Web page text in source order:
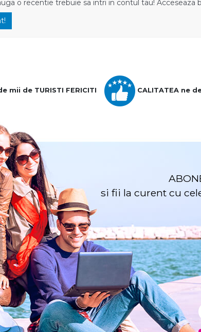
o recentie trebuie sa intri in contul tau! Acceseaza
mii de TURISTI FERICITI CALITATEA ne
si fii la curent cu